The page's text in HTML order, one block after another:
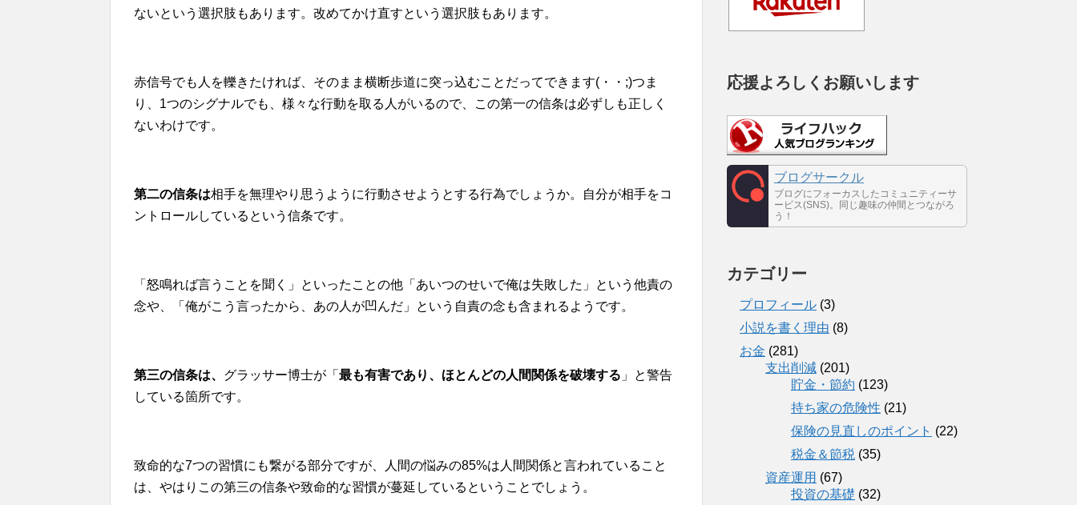
ないという選択肢もあります。改めてかけ直すという選択肢もあります。
赤信号でも人を轢きたければ、そのまま横断歩道に突っ込むことだってできます(・・;)つま
り、1つのシグナルでも、様々な行動を取る人がいるので、この第一の信条は必ずしも正しく
ないわけです。
第二の信条は相手を無理やり思うように行動させようとする行為でしょうか。自分が相手をコ
ントロールしているという信条です。
「怒鳴れば言うことを聞く」といったことの他「あいつのせいで俺は失敗した」という他責の
念や、「俺がこう言ったから、あの人が凹んだ」という自責の念も含まれるようです。
第三の信条は、 グラッサー博士が「 最も有害であり、ほとんどの人間関係を破壊する 」と警告
している箇所です。
致命的な7つの習慣にも繋がる部分ですが、人間の悩みの85%は人間関係と言われていること
は、やはりこの第三の信条や致命的な習慣が蔓延しているということでしょう。
応援よろしくお願いします
ブログサークル
ブログにフォーカスしたコミュニティーサ
ービス(SNS)。同じ趣味の仲間とつながろ
う！
カテゴリー
プロフィール (3)
小説を書く理由 (8)
お金 (281)
支出削減 (201)
貯金・節約 (123)
持ち家の危険性 (21)
保険の見直しのポイント (22)
税金＆節税 (35)
資産運用 (67)
投資の基礎 (32)